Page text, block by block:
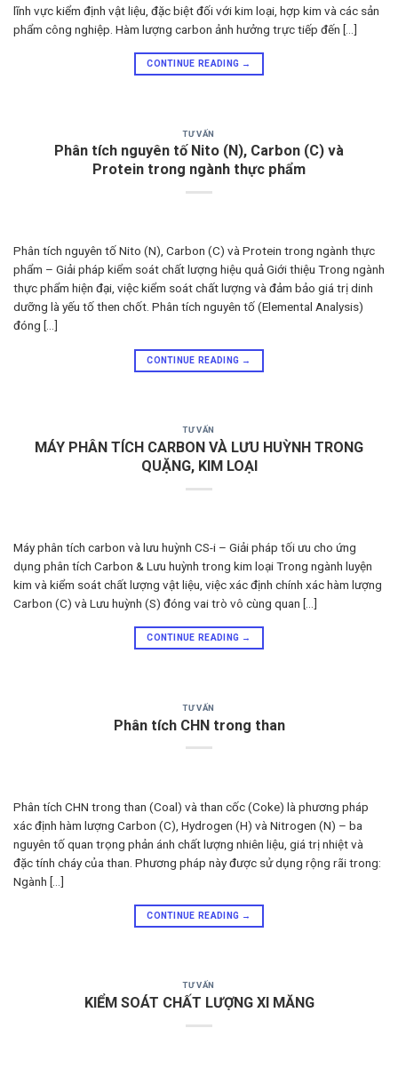
lĩnh vực kiểm định vật liệu, đặc biệt đối với kim loại, hợp kim và các sản
phẩm công nghiệp. Hàm lượng carbon ảnh hưởng trực tiếp đến […]
CONTINUE READING →
TƯ VẤN
Phân tích nguyên tố Nito (N), Carbon (C) và
Protein trong ngành thực phẩm
Phân tích nguyên tố Nito (N), Carbon (C) và Protein trong ngành thực
phẩm – Giải pháp kiểm soát chất lượng hiệu quả Giới thiệu Trong ngành
thực phẩm hiện đại, việc kiểm soát chất lượng và đảm bảo giá trị dinh
dưỡng là yếu tố then chốt. Phân tích nguyên tố (Elemental Analysis)
đóng […]
CONTINUE READING →
TƯ VẤN
MÁY PHÂN TÍCH CARBON VÀ LƯU HUỲNH TRONG
QUẶNG, KIM LOẠI
Máy phân tích carbon và lưu huỳnh CS-i – Giải pháp tối ưu cho ứng
dụng phân tích Carbon & Lưu huỳnh trong kim loại Trong ngành luyện
kim và kiểm soát chất lượng vật liệu, việc xác định chính xác hàm lượng
Carbon (C) và Lưu huỳnh (S) đóng vai trò vô cùng quan […]
CONTINUE READING →
TƯ VẤN
Phân tích CHN trong than
Phân tích CHN trong than (Coal) và than cốc (Coke) là phương pháp
xác định hàm lượng Carbon (C), Hydrogen (H) và Nitrogen (N) – ba
nguyên tố quan trọng phản ánh chất lượng nhiên liệu, giá trị nhiệt và
đặc tính cháy của than. Phương pháp này được sử dụng rộng rãi trong:
Ngành […]
CONTINUE READING →
TƯ VẤN
KIỂM SOÁT CHẤT LƯỢNG XI MĂNG